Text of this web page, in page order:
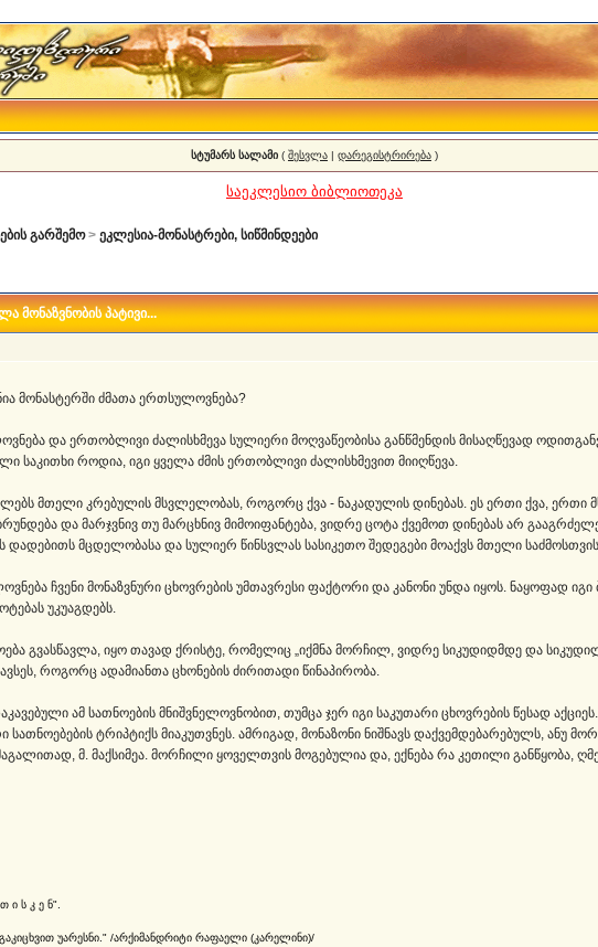
სტუმარს სალამი( შესვლა| დარეგისტრირება)
საეკლესიო ბიბლიოთეკა
გარშემო>ეკლესია-მონასტრები, სიწმინდეები
მონაზვნობის პატივი...
მონასტერში ძმათა ერთსულოვნება?
და ერთობლივი ძალისხმევა სულიერი მოღვაწეობისა განწმენდის მისაღწევად
საკითხი როდია, იგი ყველა ძმის ერთობლივი ძალისხმევით მიიღწევა.
მთელი კრებულის მსვლელობას, როგორც ქვა - ნაკადულის დინებას. ეს ერთი ქვა, ერთი
და მარჯვნივ თუ მარცხნივ მიმოიფანტება, ვიდრე ცოტა ქვემოთ დინებას არ
დადებითს მცდელობასა და სულიერ წინსვლას სასიკეთო შედეგები მოაქვს მთელი
ჩვენი მონაზვნური ცხოვრების უმთავრესი ფაქტორი და კანონი უნდა იყოს. ნაყოფად
უკუაგდებს.
გვასწავლა, იყო თავად ქრისტე, რომელიც „იქმნა მორჩილ, ვიდრე სიკუდიდმდე და
როგორც ადამიანთა ცხონების ძირითადი წინაპირობა.
ამ სათნოების მნიშვნელოვნობით, თუმცა ჯერ იგი საკუთარი ცხოვრების წესად
ტრიპტიქს მიაკუთვნეს. ამრიგად, მონაზონი ნიშნავს დაქვემდებარებულს, ანუ
მ. მაქსიმეა. მორჩილი ყოველთვის მოგებულია და, ექნება რა კეთილი განწყობა,
ი ს კ ე ნ".
უარესნი." /არქიმანდრიტი რაფაელი (კარელინი)/